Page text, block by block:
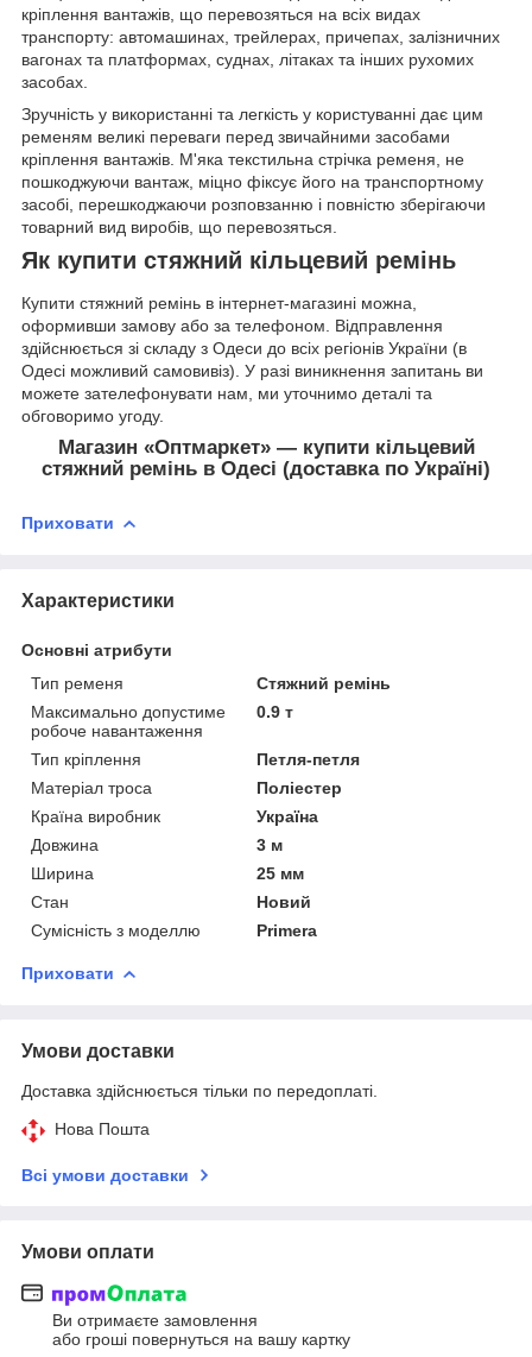
кріплення вантажів, що перевозяться на всіх видах
транспорту: автомашинах, трейлерах, причепах, залізничних
вагонах та платформах, суднах, літаках та інших рухомих
засобах.
Зручність у використанні та легкість у користуванні дає цим
ременям великі переваги перед звичайними засобами
кріплення вантажів. М'яка текстильна стрічка ременя, не
пошкоджуючи вантаж, міцно фіксує його на транспортному
засобі, перешкоджаючи розповзанню і повністю зберігаючи
товарний вид виробів, що перевозяться.
Як купити стяжний кільцевий ремінь
Купити стяжний ремінь в інтернет-магазині можна,
оформивши замову або за телефоном. Відправлення
здійснюється зі складу з Одеси до всіх регіонів України (в
Одесі можливий самовивіз). У разі виникнення запитань ви
можете зателефонувати нам, ми уточнимо деталі та
обговоримо угоду.
Магазин «Оптмаркет» — купити кільцевий
стяжний ремінь в Одесі (доставка по Україні)
Приховати
Характеристики
Основні атрибути
Тип ременя
Стяжний ремінь
Максимально допустиме
робоче навантаження
0.9 т
Тип кріплення
Петля-петля
Матеріал троса
Поліестер
Країна виробник
Україна
Довжина
3 м
Ширина
25 мм
Стан
Новий
Сумісність з моделлю
Primera
Приховати
Умови доставки
Доставка здійснюється тільки по передоплаті.
Нова Пошта
Всі умови доставки
Умови оплати
Ви отримаєте замовлення
або гроші повернуться на вашу картку